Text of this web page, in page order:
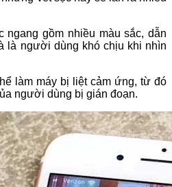
ngang gồm nhiều màu sắc, dẫn
là người dùng khó chịu khi nhìn
làm máy bị liệt cảm ứng, từ đó
người dùng bị gián đoạn.